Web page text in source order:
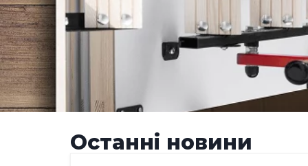
Останні новини